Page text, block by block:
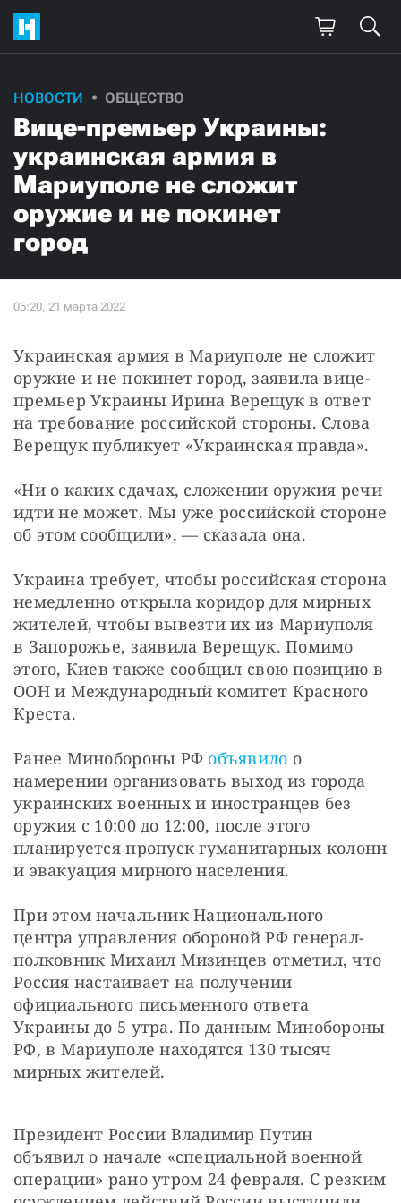
НОВОСТИ ОБЩЕСТВО
Вице-премьер Украины:
украинская армия в
Мариуполе не сложит
оружие и не покинет
город
Украинская армия в Мариуполе не сложит
оружие и не покинет город, заявила вице-
премьер Украины Ирина Верещук в ответ
на требование российской стороны. Слова
Верещук публикует «Украинская правда».
«Ни о каких сдачах, сложении оружия речи
идти не может. Мы уже российской стороне
об этом сообщили», — сказала она.
Украина требует, чтобы российская сторона
немедленно открыла коридор для мирных
жителей, чтобы вывезти их из Мариуполя
в Запорожье, заявила Верещук. Помимо
этого, Киев также сообщил свою позицию в
ООН и Международный комитет Красного
Креста.
Ранее Минобороны РФ объявило о
намерении организовать выход из города
украинских военных и иностранцев без
оружия с 10:00 до 12:00, после этого
планируется пропуск гуманитарных колонн
и эвакуация мирного населения.
При этом начальник Национального
центра управления обороной РФ генерал-
полковник Михаил Мизинцев отметил, что
Россия настаивает на получении
официального письменного ответа
Украины до 5 утра. По данным Минобороны
РФ, в Мариуполе находятся 130 тысяч
мирных жителей.
Президент России Владимир Путин
объявил о начале «специальной военной
операции» рано утром 24 февраля. С резким